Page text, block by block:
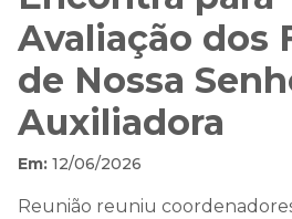
Avaliação dos
de Nossa
Auxiliadora
Em: 12/06/2026
Reunião reuniu